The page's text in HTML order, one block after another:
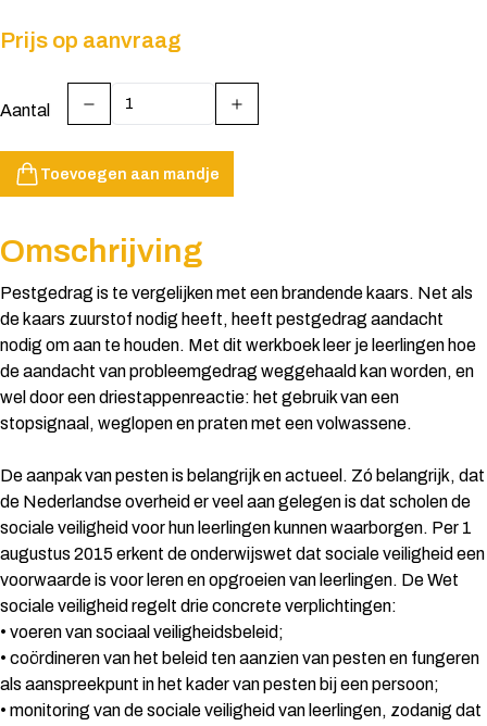
Prijs op aanvraag
Aantal
Toevoegen aan mandje
Omschrijving
Pestgedrag is te vergelijken met een brandende kaars. Net als
de kaars zuurstof nodig heeft, heeft pestgedrag aandacht
nodig om aan te houden. Met dit werkboek leer je leerlingen hoe
de aandacht van probleemgedrag weggehaald kan worden, en
wel door een driestappenreactie: het gebruik van een
stopsignaal, weglopen en praten met een volwassene.
De aanpak van pesten is belangrijk en actueel. Zó belangrijk, dat
de Nederlandse overheid er veel aan gelegen is dat scholen de
sociale veiligheid voor hun leerlingen kunnen waarborgen. Per 1
augustus 2015 erkent de onderwijswet dat sociale veiligheid een
voorwaarde is voor leren en opgroeien van leerlingen. De Wet
sociale veiligheid regelt drie concrete verplichtingen:
• voeren van sociaal veiligheidsbeleid;
• coördineren van het beleid ten aanzien van pesten en fungeren
als aanspreekpunt in het kader van pesten bij een persoon;
• monitoring van de sociale veiligheid van leerlingen, zodanig dat